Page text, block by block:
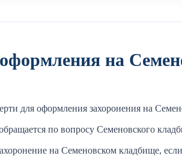
на
для оформления захоронения на
по вопросу Семеновского
на Семеновском кладбище,